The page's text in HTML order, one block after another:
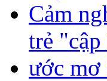
Cảm
trẻ
ước mơ